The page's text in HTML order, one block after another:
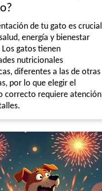
de tu gato es crucial
energía y bienestar
gatos tienen
nutricionales
diferentes a las de otras
por lo que elegir el
correcto requiere atención